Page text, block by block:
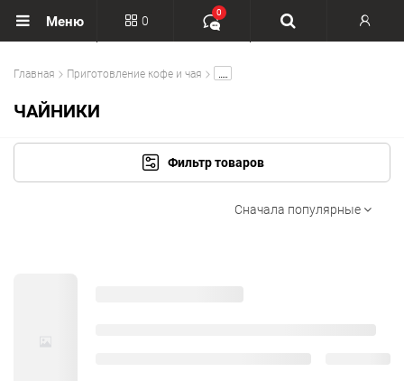
Меню 0
0
Главная Приготовление кофе и чая
ЧАЙНИКИ
Фильтр товаров
Сначала популярные